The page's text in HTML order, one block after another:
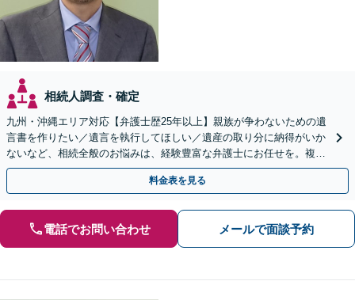
相続人調査・確定
九州・沖縄エリア対応【弁護士歴25年以上】親族が争わないための遺
言書を作りたい／遺言を執行してほしい／遺産の取り分に納得がいか
ないなど、相続全般のお悩みは、経験豊富な弁護士にお任せを。複雑
な問題も粘り強く対応し、解決に導きます。
料金表を見る
電話でお問い合わせ メールで面談予約